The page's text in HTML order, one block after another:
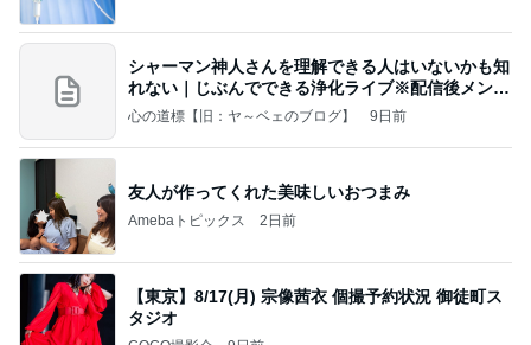
シャーマン神人さんを理解できる人はいないかも知
れない｜じぶんでできる浄化ライブ※配信後メンバ
ー限
心の道標【旧：ヤ～ベェのブログ】 9日前
友人が作ってくれた美味しいおつまみ
Amebaトピックス 2日前
【東京】8/17(月) 宗像茜衣 個撮予約状況 御徒町ス
タジオ